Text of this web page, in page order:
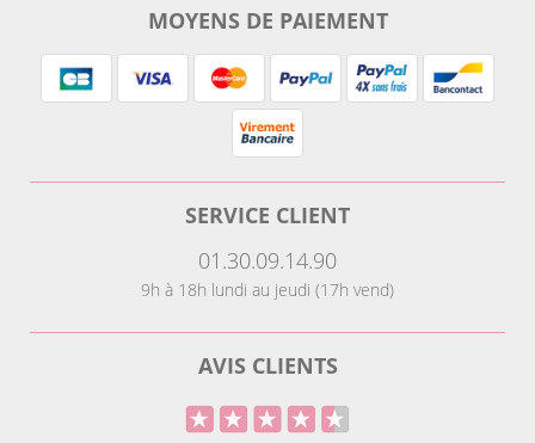
MOYENS DE PAIEMENT
SERVICE CLIENT
01.30.09.14.90
9h à 18h lundi au jeudi (17h vend)
AVIS CLIENTS